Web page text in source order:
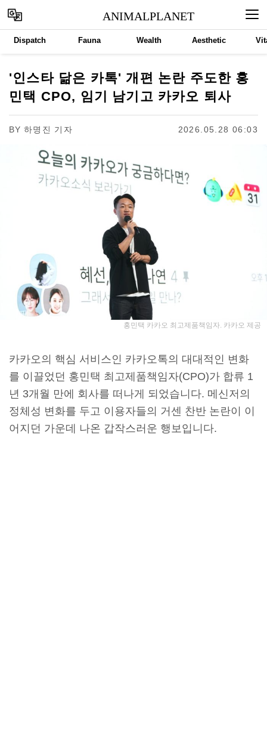
ANIMALPLANET
Dispatch Fauna Wealth Aesthetic
'인스타 닮은 카톡' 개편 논란 주도한 홍
민택 CPO, 임기 남기고 카카오 퇴사
BY 하명진 기자 2026.05.28 06:03
홍민택 카카오 최고제품책임자. 카카오 제공
카카오의 핵심 서비스인 카카오톡의 대대적인 변화
를 이끌었던 홍민택 최고제품책임자(CPO)가 합류 1
년 3개월 만에 회사를 떠나게 되었습니다. 메신저의
정체성 변화를 두고 이용자들의 거센 찬반 논란이 이
어지던 가운데 나온 갑작스러운 행보입니다.